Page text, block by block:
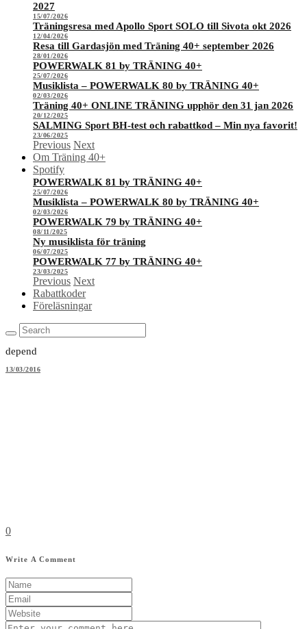
2027
15/07/2026
Träningsresa med Apollo Sport SOLO till Sivota okt 2026
12/04/2026
Resa till Gardasjön med Träning 40+ september 2026
28/01/2026
POWERWALK 81 by TRÄNING 40+
25/07/2026
Musiklista – POWERWALK 80 by TRÄNING 40+
02/03/2026
Träning 40+ ONLINE TRÄNING upphör den 31 jan 2026
20/12/2025
SALMING Sport BH-test och rabattkod – Min nya favorit!
23/06/2025
Previous Next
Om Träning 40+
Spotify
POWERWALK 81 by TRÄNING 40+
25/07/2026
Musiklista – POWERWALK 80 by TRÄNING 40+
02/03/2026
POWERWALK 79 by TRÄNING 40+
08/11/2025
Ny musiklista för träning
06/07/2025
POWERWALK 77 by TRÄNING 40+
23/03/2025
Previous Next
Rabattkoder
Föreläsningar
depend
13/03/2016
0
Write A Comment